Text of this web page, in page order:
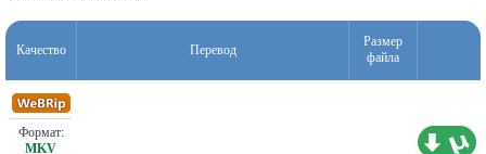
Качество Перевод
Размер
файла